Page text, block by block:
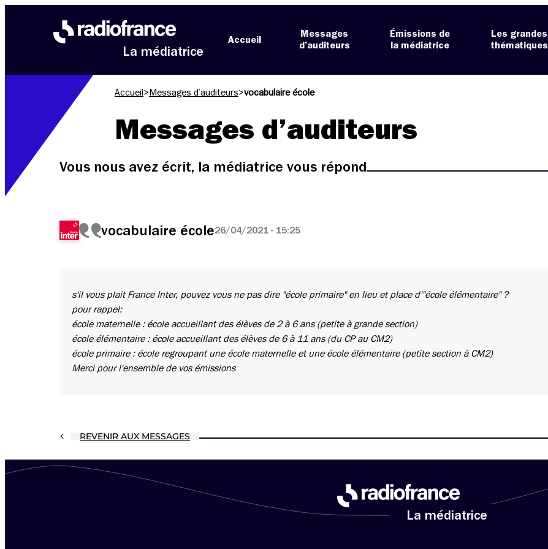
La médiatrice
Accueil
Messages
d’auditeurs
Émissions de
la médiatrice
Les grandes
thématiques
Accueil > Messages d’auditeurs>vocabulaire école
Messages d’auditeurs
Vous nous avez écrit, la médiatrice vous répond
vocabulaire école26/04/2021 - 15:25
s'il vous plait France Inter, pouvez vous ne pas dire "école primaire" en lieu et place d'"école élémentaire" ?
pour rappel:
école maternelle : école accueillant des élèves de 2 à 6 ans (petite à grande section)
école élémentaire : école accueillant des élèves de 6 à 11 ans (du CP au CM2)
école primaire : école regroupant une école maternelle et une école élémentaire (petite section à CM2)
Merci pour l'ensemble de vos émissions
REVENIR AUX MESSAGES
La médiatrice